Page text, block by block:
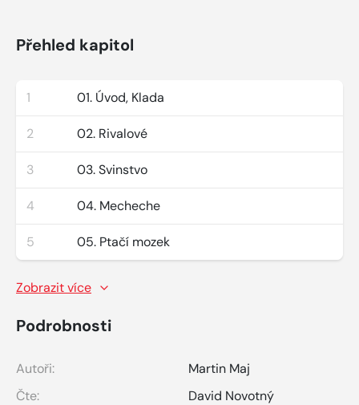
Přehled kapitol
1 01. Úvod, Klada
2 02. Rivalové
3 03. Svinstvo
4 04. Mecheche
5 05. Ptačí mozek
Zobrazit více
Podrobnosti
Autoři:
Martin Maj
Čte:
David Novotný